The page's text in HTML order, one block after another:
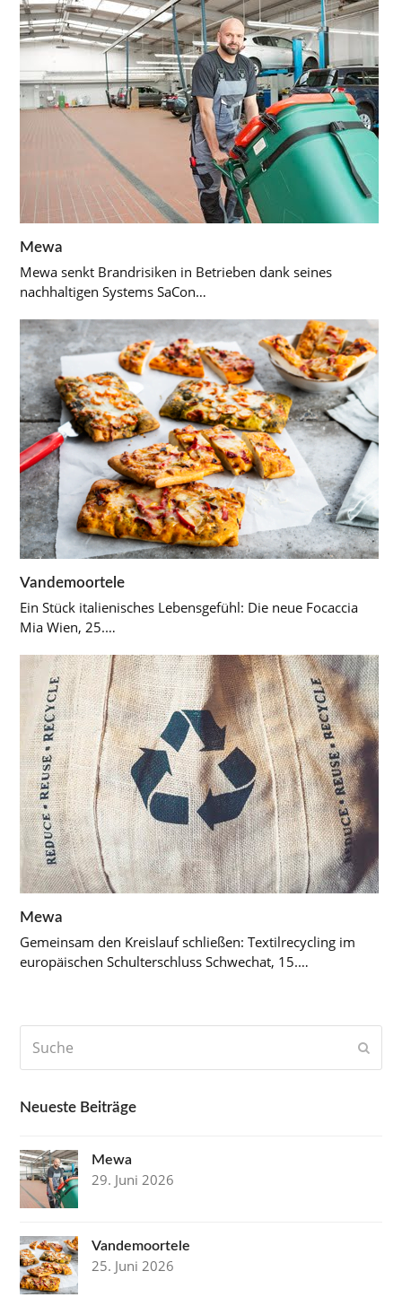
Mewa
Mewa senkt Brandrisiken in Betrieben dank seines
nachhaltigen Systems SaCon…
Vandemoortele
Ein Stück italienisches Lebensgefühl: Die neue Focaccia
Mia Wien, 25.…
Mewa
Gemeinsam den Kreislauf schließen: Textilrecycling im
europäischen Schulterschluss Schwechat, 15.…
Neueste Beiträge
Mewa
29. Juni 2026
Vandemoortele
25. Juni 2026